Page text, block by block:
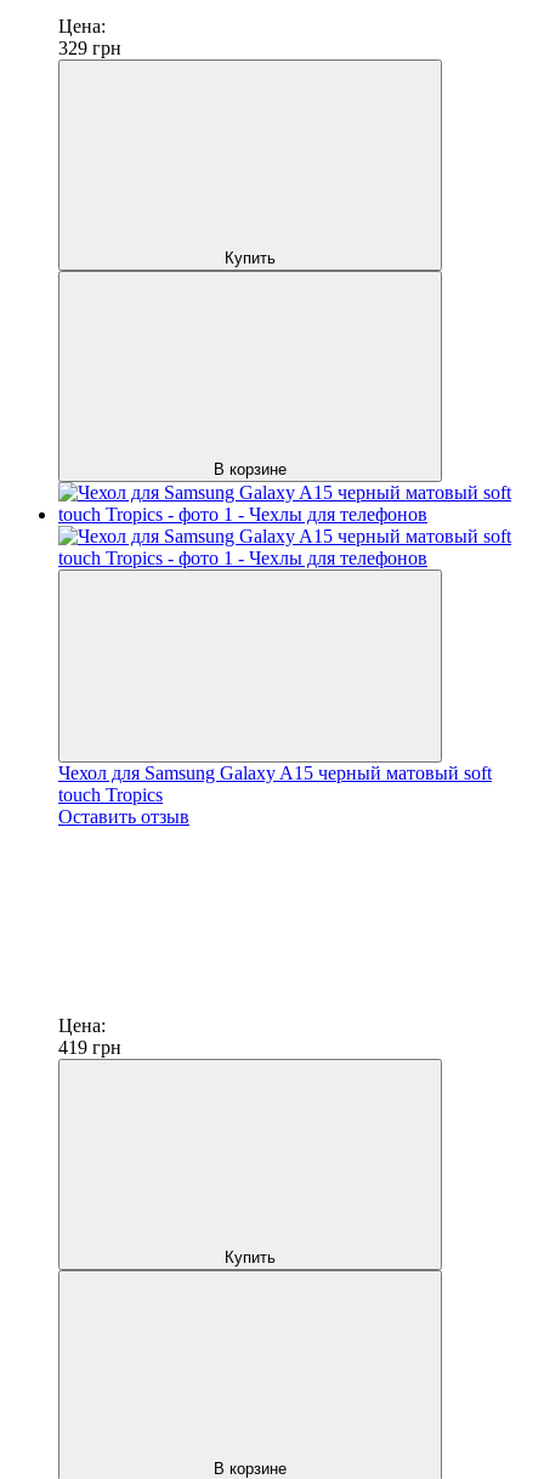
Цена:
329 грн
Купить
В корзине
Чехол для Samsung Galaxy A15 черный матовый soft
touch Tropics
Оставить отзыв
Цена:
419 грн
Купить
В корзине